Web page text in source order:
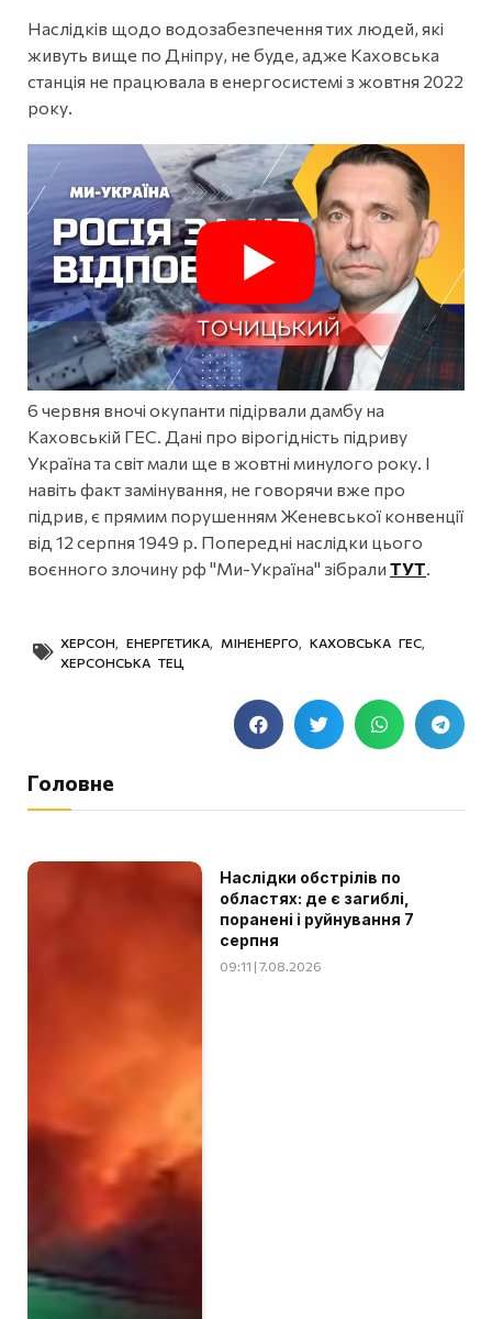
Наслідків щодо водозабезпечення тих людей, які
живуть вище по Дніпру, не буде, адже Каховська
станція не працювала в енергосистемі з жовтня 2022
року.
6 червня вночі окупанти підірвали дамбу на
Каховській ГЕС. Дані про вірогідність підриву
Україна та світ мали ще в жовтні минулого року. І
навіть факт замінування, не говорячи вже про
підрив, є прямим порушенням Женевської конвенції
від 12 серпня 1949 р. Попередні наслідки цього
воєнного злочину рф "Ми-Україна" зібрали ТУТ
ХЕРСОН ЕНЕРГЕТИКА МІНЕНЕРГО КАХОВСЬКА ГЕС
ХЕРСОНСЬКА ТЕЦ
Головне
Наслідки обстрілів по
областях: де є загиблі,
поранені і руйнування 7
серпня
09:11 | 7.08.2026